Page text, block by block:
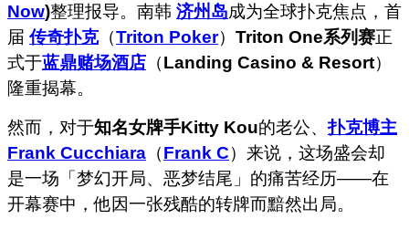
Now)整理报导。南韩 济州岛成为全球扑克焦点，首
届 传奇扑克（Triton Poker） Triton One系列赛正
式于蓝鼎赌场酒店 （Landing Casino & Resort）
隆重揭幕。
然而，对于知名女牌手Kitty Kou的老公、扑克博主
Frank Cucchiara （Frank C）来说，这场盛会却
是一场「梦幻开局、恶梦结尾」的痛苦经历——在
开幕赛中，他因一张残酷的转牌而黯然出局。